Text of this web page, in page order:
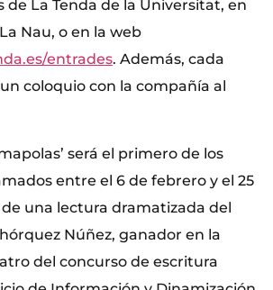
La Tenda de la Universitat, en
Nau, o en la web
entrades. Además, cada
coloquio con la compañía al
será el primero de los
entre el 6 de febrero y el 25
una lectura dramatizada del
Núñez, ganador en la
del concurso de escritura